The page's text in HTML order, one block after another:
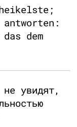
dem
увидят,